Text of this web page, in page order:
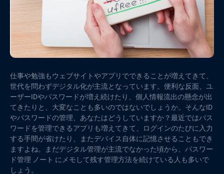
仕事や勉強もウェブサイトやアプリでできることが増えてきて、
世代を問わずデジタル化が主流となっています。便利な反面、ユ
ーザーIDやパスワードが増え続けたり、個人情報流出の懸念が出
てきたりと、大変なことも多いのではないでしょうか。そんなID
やパスワードの管理、あなたはどうしていますか？最近ではパス
ワードを管理できるアプリも増えてきて、ログインのたびに入力
する手間が省けたり、またデバイス自体に記憶させることもでき
ますよね。まだデジタル管理が主流でなかった頃から、パスワー
ド管理 ノート にメモして残す管理方法を続けている人も多いで
しょう。